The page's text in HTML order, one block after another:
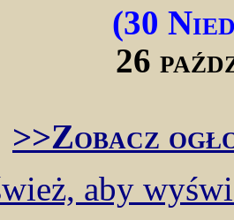
(30
26
>>Zobacz
aby